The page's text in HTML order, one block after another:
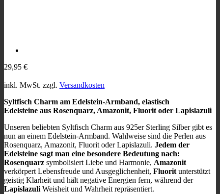
29,95 €
inkl. MwSt. zzgl. Versandkosten
Syltfisch Charm am Edelstein-Armband, elastisch
Edelsteine aus Rosenquarz, Amazonit, Fluorit oder Lapislazuli
Unseren beliebten Syltfisch Charm aus 925er Sterling Silber gibt es
nun an einem Edelstein-Armband. Wahlweise sind die Perlen aus
Rosenquarz, Amazonit, Fluorit oder Lapislazuli. Jedem der
Edelsteine sagt man eine besondere Bedeutung nach:
Rosenquarz symbolisiert Liebe und Harmonie, Amazonit
verkörpert Lebensfreude und Ausgeglichenheit, Fluorit unterstützt
geistig Klarheit und hält negative Energien fern, während der
Lapislazuli Weisheit und Wahrheit repräsentiert.